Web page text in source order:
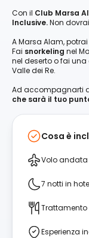
Con il Club Marsa
Inclusive.Non
A Marsa Alam,
Fai snorkeling nel
nel deserto o fai
Valle dei Re.
Ad accompagnarti
che sarà il tuo
Cosa è
Volo andata
7 notti in
Esperienza